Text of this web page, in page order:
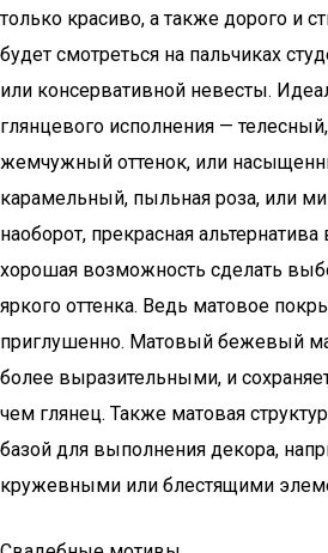
только красиво, а также дорого и
будет смотреться на пальчиках
или консервативной невесты.
глянцевого исполнения —
жемчужный оттенок, или
карамельный, пыльная роза, или
наоборот, прекрасная
хорошая возможность сделать
яркого оттенка. Ведь матовое
приглушенно. Матовый бежевый
более выразительными, и
чем глянец. Также матовая
базой для выполнения декора,
кружевными или блестящими